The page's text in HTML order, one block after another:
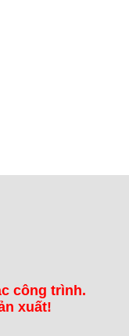
công trình.
xuất!